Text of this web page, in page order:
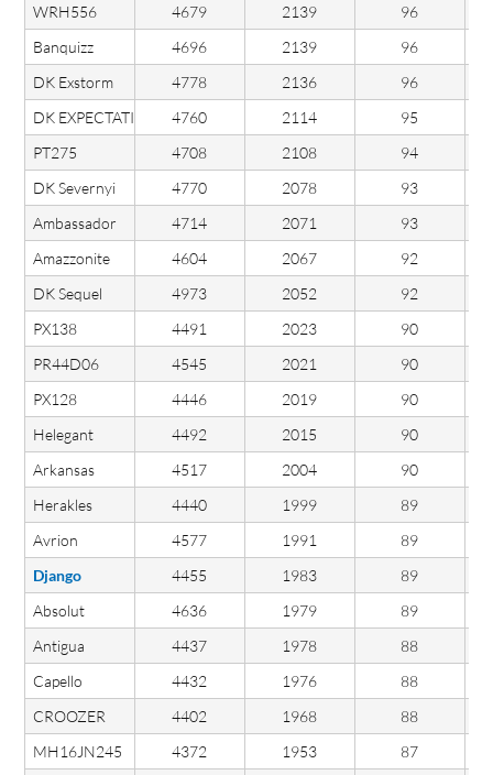
WRH556
4679 2139
96
Banquizz
4696 2139
96
DK Exstorm
4778 2136
96
DK EXPECTATION
4760 2114
95
PT275
4708 2108
94
DK Severnyi
4770 2078
93
Ambassador
4714 2071
93
Amazzonite
4604 2067
92
DK Sequel
4973 2052
92
PX138
4491 2023
90
PR44D06
4545 2021
90
PX128
4446 2019
90
Helegant
4492 2015
90
Arkansas
4517 2004
90
Herakles
4440 1999
89
Avrion
4577 1991
89
Django
4455 1983
89
Absolut
4636 1979
89
Antigua
4437 1978
88
Capello
4432 1976
88
CROOZER
4402 1968
88
MH16JN245
4372 1953
87